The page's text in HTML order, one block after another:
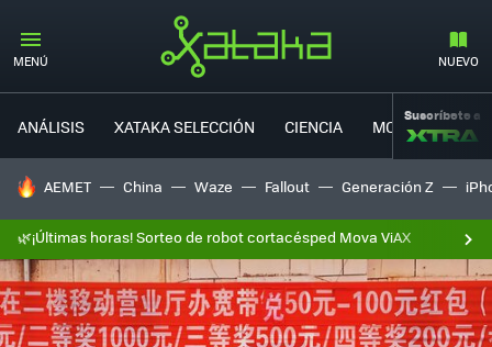
MENÚ NUEVO
ANÁLISIS XATAKA SELECCIÓN CIENCIA MOVILIDAD
Suscríbete a
HOY SE HABLA DE
AEMET China Waze Fallout Generación Z
🌿¡Últimas horas! Sorteo de robot cortacésped Mova ViAX